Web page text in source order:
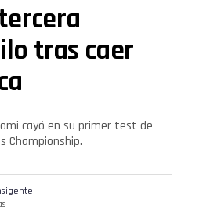
tras caer
cayó en su primer test de
Championship.